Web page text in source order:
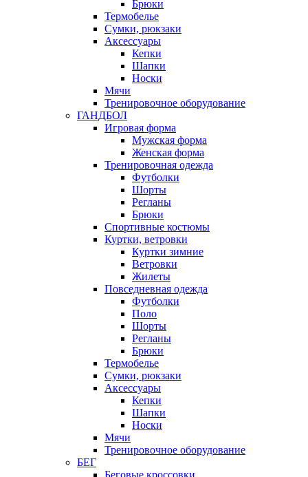
Брюки
Термобелье
Сумки, рюкзаки
Аксессуары
Кепки
Шапки
Носки
Мячи
Тренировочное оборудование
ГАНДБОЛ
Игровая форма
Мужская форма
Женская форма
Тренировочная одежда
Футболки
Шорты
Регланы
Брюки
Спортивные костюмы
Куртки, ветровки
Куртки зимние
Ветровки
Жилеты
Повседневная одежда
Футболки
Поло
Шорты
Регланы
Брюки
Термобелье
Сумки, рюкзаки
Аксессуары
Кепки
Шапки
Носки
Мячи
Тренировочное оборудование
БЕГ